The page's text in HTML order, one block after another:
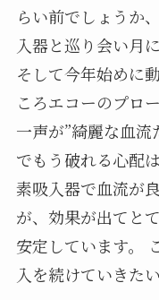
らい前でしょうか
入器と巡り会い月
そして今年始めに
ころエコーのプロ
一声が”綺麗な血
でもう破れる心配
素吸入器で血流が
が、効果が出てと
安定しています。
入を続けていきた